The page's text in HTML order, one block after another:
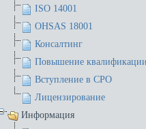
ISO 14001
OHSAS 18001
Консалтинг
Повышение квалификации
Вступление в СРО
Лицензирование
Информация